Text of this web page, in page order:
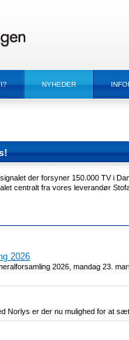
NYHEDER
der forsyner 150.000 TV i
centralt fra vores leverandør
2026
2026, mandag 23.
Norlys er der nu mulighed for at